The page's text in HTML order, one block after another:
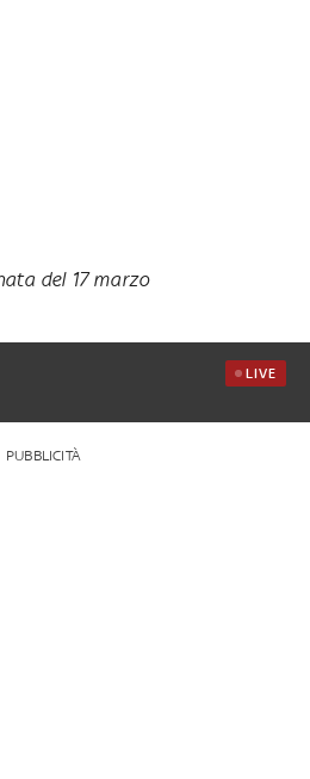
del 17 marzo
LIVE
PUBBLICITÀ